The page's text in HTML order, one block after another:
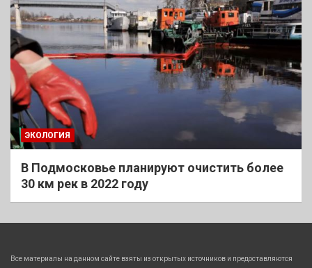
ЭКОЛОГИЯ
В Подмосковье планируют очистить более
30 км рек в 2022 году
Все материалы на данном сайте взяты из открытых источников и предоставляются